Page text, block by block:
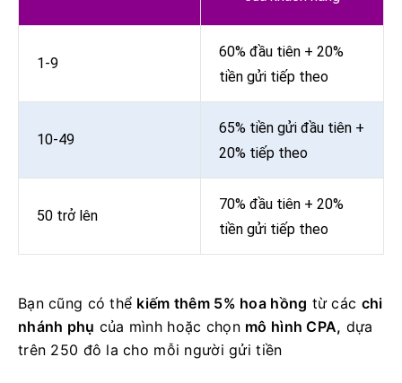
1-9
60% đầu tiên + 20%
tiền gửi tiếp theo
10-49
65% tiền gửi đầu tiên +
20% tiếp theo
50 trở lên
70% đầu tiên + 20%
tiền gửi tiếp theo
Bạn cũng có thể kiếm thêm 5% hoa hồng từ các chi
nhánh phụ của mình hoặc chọn mô hình CPA, dựa
trên 250 đô la cho mỗi người gửi tiền